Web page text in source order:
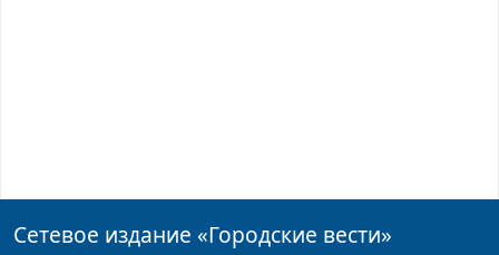
Сетевое издание «Городские вести»